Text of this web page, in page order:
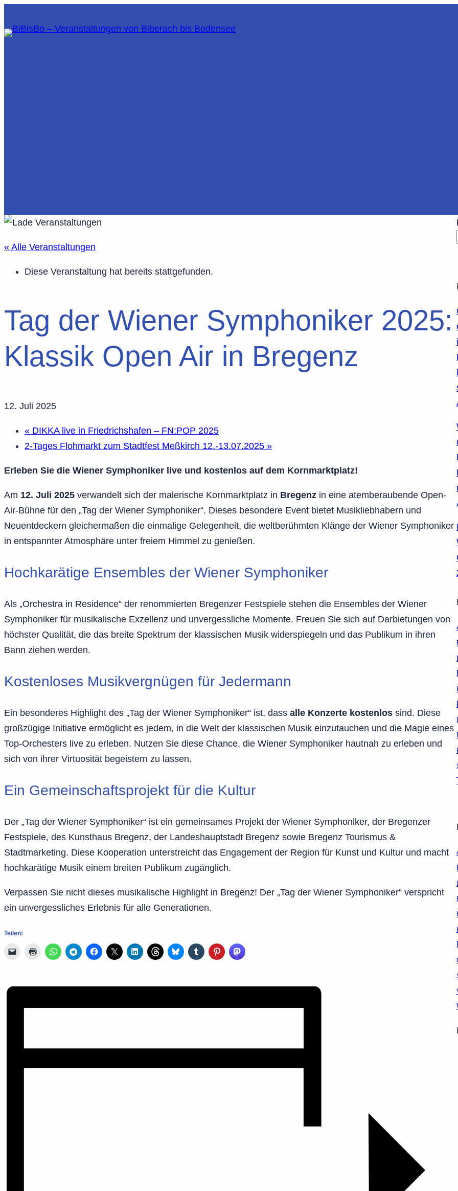
« Alle Veranstaltungen
Diese Veranstaltung hat bereits stattgefunden.
Tag der Wiener Symphoniker 2025:
Klassik Open Air in Bregenz
12. Juli 2025
« DIKKA live in Friedrichshafen – FN:POP 2025
2-Tages Flohmarkt zum Stadtfest Meßkirch 12.-13.07.2025 »
Erleben Sie die Wiener Symphoniker live und kostenlos auf dem Kornmarktplatz!
Am 12. Juli 2025 verwandelt sich der malerische Kornmarktplatz in Bregenz in eine atemberaubende Open-
Air-Bühne für den „Tag der Wiener Symphoniker“. Dieses besondere Event bietet Musikliebhabern und
Neuentdeckern gleichermaßen die einmalige Gelegenheit, die weltberühmten Klänge der Wiener Symphoniker
in entspannter Atmosphäre unter freiem Himmel zu genießen.
Hochkarätige Ensembles der Wiener Symphoniker
Als „Orchestra in Residence“ der renommierten Bregenzer Festspiele stehen die Ensembles der Wiener
Symphoniker für musikalische Exzellenz und unvergessliche Momente. Freuen Sie sich auf Darbietungen von
höchster Qualität, die das breite Spektrum der klassischen Musik widerspiegeln und das Publikum in ihren
Bann ziehen werden.
Kostenloses Musikvergnügen für Jedermann
Ein besonderes Highlight des „Tag der Wiener Symphoniker“ ist, dass alle Konzerte kostenlos sind. Diese
großzügige Initiative ermöglicht es jedem, in die Welt der klassischen Musik einzutauchen und die Magie eines
Top-Orchesters live zu erleben. Nutzen Sie diese Chance, die Wiener Symphoniker hautnah zu erleben und
sich von ihrer Virtuosität begeistern zu lassen.
Ein Gemeinschaftsprojekt für die Kultur
Der „Tag der Wiener Symphoniker“ ist ein gemeinsames Projekt der Wiener Symphoniker, der Bregenzer
Festspiele, des Kunsthaus Bregenz, der Landeshauptstadt Bregenz sowie Bregenz Tourismus &
Stadtmarketing. Diese Kooperation unterstreicht das Engagement der Region für Kunst und Kultur und macht
hochkarätige Musik einem breiten Publikum zugänglich.
Verpassen Sie nicht dieses musikalische Highlight in Bregenz! Der „Tag der Wiener Symphoniker“ verspricht
ein unvergessliches Erlebnis für alle Generationen.
Teilen: